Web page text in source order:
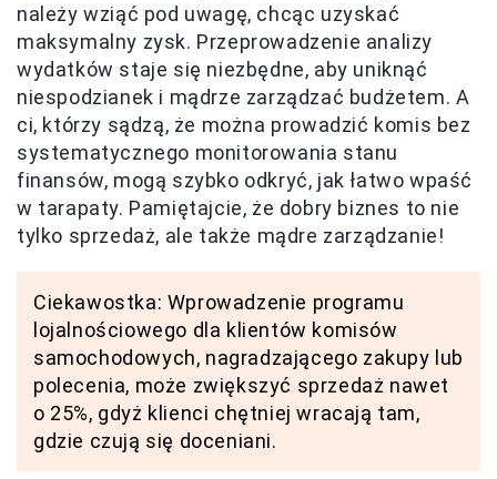
należy wziąć pod uwagę, chcąc uzyskać
maksymalny zysk. Przeprowadzenie analizy
wydatków staje się niezbędne, aby uniknąć
niespodzianek i mądrze zarządzać budżetem. A
ci, którzy sądzą, że można prowadzić komis bez
systematycznego monitorowania stanu
finansów, mogą szybko odkryć, jak łatwo wpaść
w tarapaty. Pamiętajcie, że dobry biznes to nie
tylko sprzedaż, ale także mądre zarządzanie!
Ciekawostka: Wprowadzenie programu
lojalnościowego dla klientów komisów
samochodowych, nagradzającego zakupy lub
polecenia, może zwiększyć sprzedaż nawet
o 25%, gdyż klienci chętniej wracają tam,
gdzie czują się doceniani.